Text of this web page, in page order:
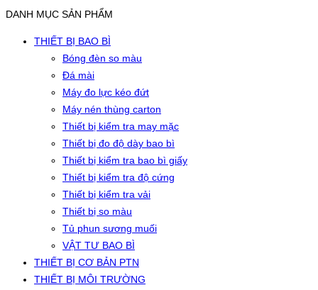
DANH MỤC SẢN PHẨM
THIẾT BỊ BAO BÌ
Bóng đèn so màu
Đá mài
Máy đo lực kéo đứt
Máy nén thùng carton
Thiết bị kiểm tra may mặc
Thiết bị đo độ dày bao bì
Thiết bị kiểm tra bao bì giấy
Thiết bị kiểm tra độ cứng
Thiết bị kiểm tra vải
Thiết bị so màu
Tủ phun sương muối
VẬT TƯ BAO BÌ
THIẾT BỊ CƠ BẢN PTN
THIẾT BỊ MÔI TRƯỜNG